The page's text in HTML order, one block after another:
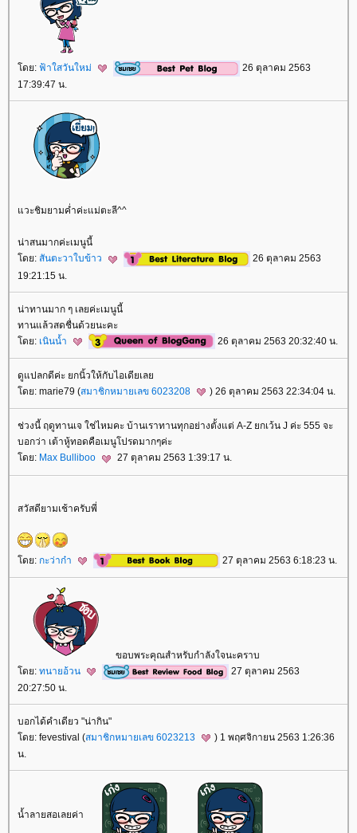
ดย: ฟ้าใสวันใหม่
26 ตุลาคม 2563
17:39:47 น.
วะชิมยามค่ำค่ะแม่ตะลี^^
น่าสนมากค่ะเมนูนี้
ดย: สันตะวาใบข้าว
26 ตุลาคม 2563
19:21:15 น.
น่าทานมาก ๆ เลยค่ะเมนูนี้
ทานแล้วสดชื่นด้วยนะคะ
ดย: เนินน้ำ 26 ตุลาคม 2563 20:32:40 น.
ดูแปลกดีค่ะ ยกนิ้วให้กับไอเดียเล
ดย: marie79 (สมาชิกหมายเลข 6023208 ) 26 ตุลาคม 2563 22:34:04 น.
ช่วงนี้ ฤดูทานเจ ใช่ไหมคะ บ้านเราทานทุกอย่างตั้งแต่ A-Z ยกเว้น J ค่ะ 555 จะ
บอกว่า เต้าหู้ทอดคือเมนูโปรดมากๆค่ะ
ดย: Max Bulliboo 27 ตุลาคม 2563 1:39:17 น.
สวัสดียามเช้าครับพี่
ดย: กะว่าก๋า 27 ตุลาคม 2563 6:18:23 น.
ขอบพระคุณสำหรับกำลังใจนะคราบ
ดย: ทนายอ้วน
27 ตุลาคม 2563
20:27:50 น.
บอกได้คำเดียว "น่ากิน"
ดย: fevestival (สมาชิกหมายเลข 6023213
) 1 พฤศจิกายน 2563 1:26:36
น.
น้ำลายสอเลยค่า